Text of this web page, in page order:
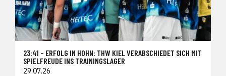
23:41 – ERFOLG IN HOHN: THW KIEL VERABSCHIEDET SICH MIT
SPIELFREUDE INS TRAININGSLAGER
29.07.26